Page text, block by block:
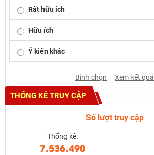
Rất hữu ích
Hữu ích
Ý kiến khác
Bình chọn Xem kết quả
THỐNG KÊ TRUY CẬP
Số lượt truy cập
Thống kê:
7.536.490